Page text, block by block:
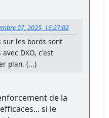
07, 2025, 16:27:02
sur les bords sont
DXO, c'est
plan. (...)
de la
si le